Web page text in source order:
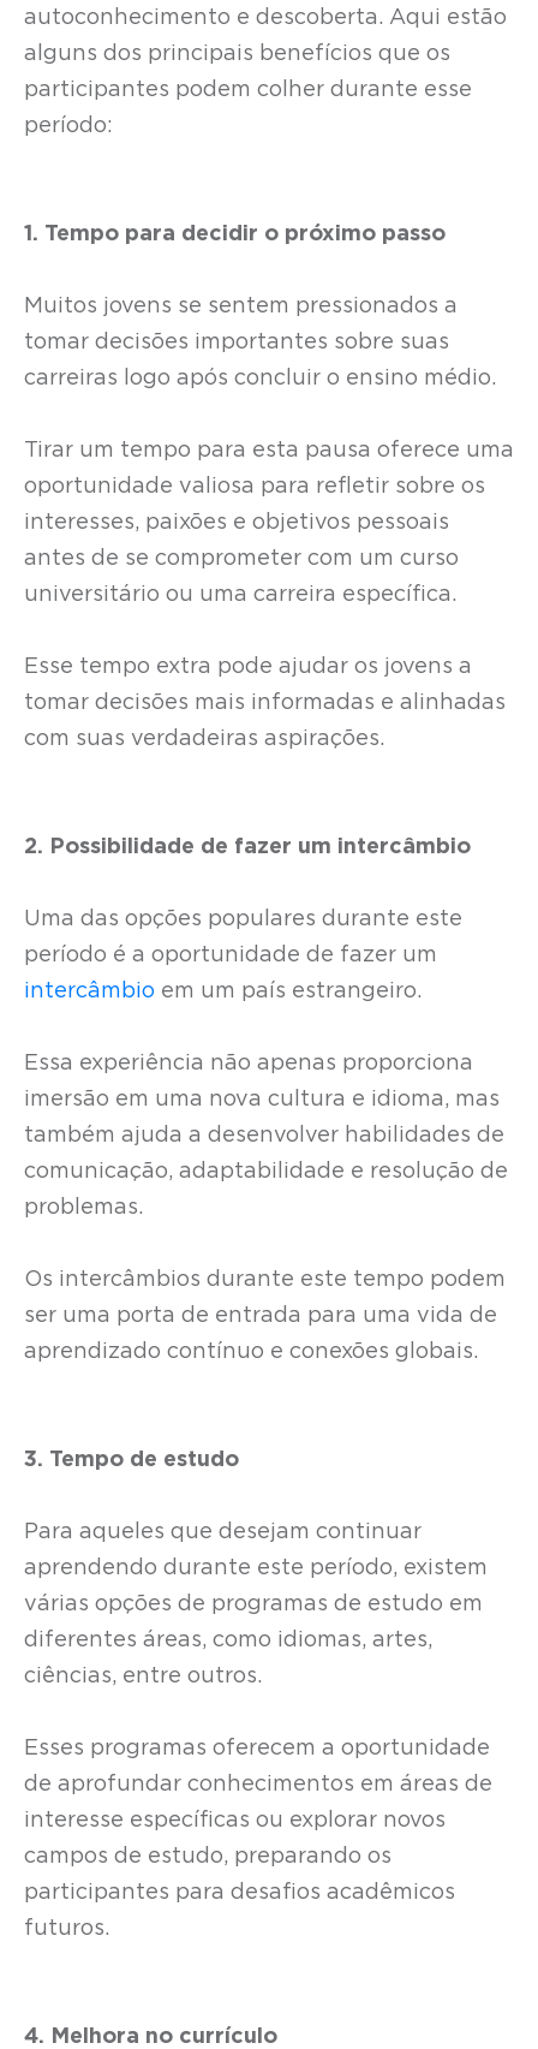
autoconhecimento e descoberta. Aqui estão
alguns dos principais benefícios que os
participantes podem colher durante esse
período:
1. Tempo para decidir o próximo passo
Muitos jovens se sentem pressionados a
tomar decisões importantes sobre suas
carreiras logo após concluir o ensino médio.
Tirar um tempo para esta pausa oferece uma
oportunidade valiosa para refletir sobre os
interesses, paixões e objetivos pessoais
antes de se comprometer com um curso
universitário ou uma carreira específica.
Esse tempo extra pode ajudar os jovens a
tomar decisões mais informadas e alinhadas
com suas verdadeiras aspirações.
2. Possibilidade de fazer um intercâmbio
Uma das opções populares durante este
período é a oportunidade de fazer um
intercâmbio em um país estrangeiro.
Essa experiência não apenas proporciona
imersão em uma nova cultura e idioma, mas
também ajuda a desenvolver habilidades de
comunicação, adaptabilidade e resolução de
problemas.
Os intercâmbios durante este tempo podem
ser uma porta de entrada para uma vida de
aprendizado contínuo e conexões globais.
3. Tempo de estudo
Para aqueles que desejam continuar
aprendendo durante este período, existem
várias opções de programas de estudo em
diferentes áreas, como idiomas, artes,
ciências, entre outros.
Esses programas oferecem a oportunidade
de aprofundar conhecimentos em áreas de
interesse específicas ou explorar novos
campos de estudo, preparando os
participantes para desafios acadêmicos
futuros.
4. Melhora no currículo